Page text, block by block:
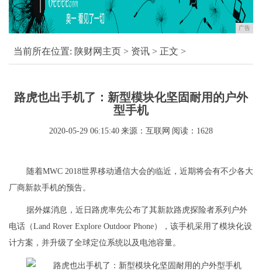
广告
当前所在位置: 陕财网主页 > 资讯 > 正文 >
路虎也出手机了：新型模块化坚固耐用的户外
型手机
2020-05-29 06:15:40 来源：互联网 阅读：1628
随着MWC 2018世界移动通信大会的临近，近期将会有不少各大
厂商新款手机的预告。
据外媒消息，近日路虎率先公布了其新款路虎探险者系列户外
电话（Land Rover Explore Outdoor Phone），该手机采用了模块化设
计方案，并升级了全球定位系统以及电池容量。